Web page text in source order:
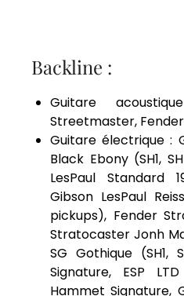
Backline :
Guitare
Streetmaster,
Guitare électrique :
Black Ebony (SH1,
LesPaul Standard
Gibson LesPaul
pickups), Fender
Stratocaster Jonh
SG Gothique (SH1,
Signature, ESP
Hammet Signature,